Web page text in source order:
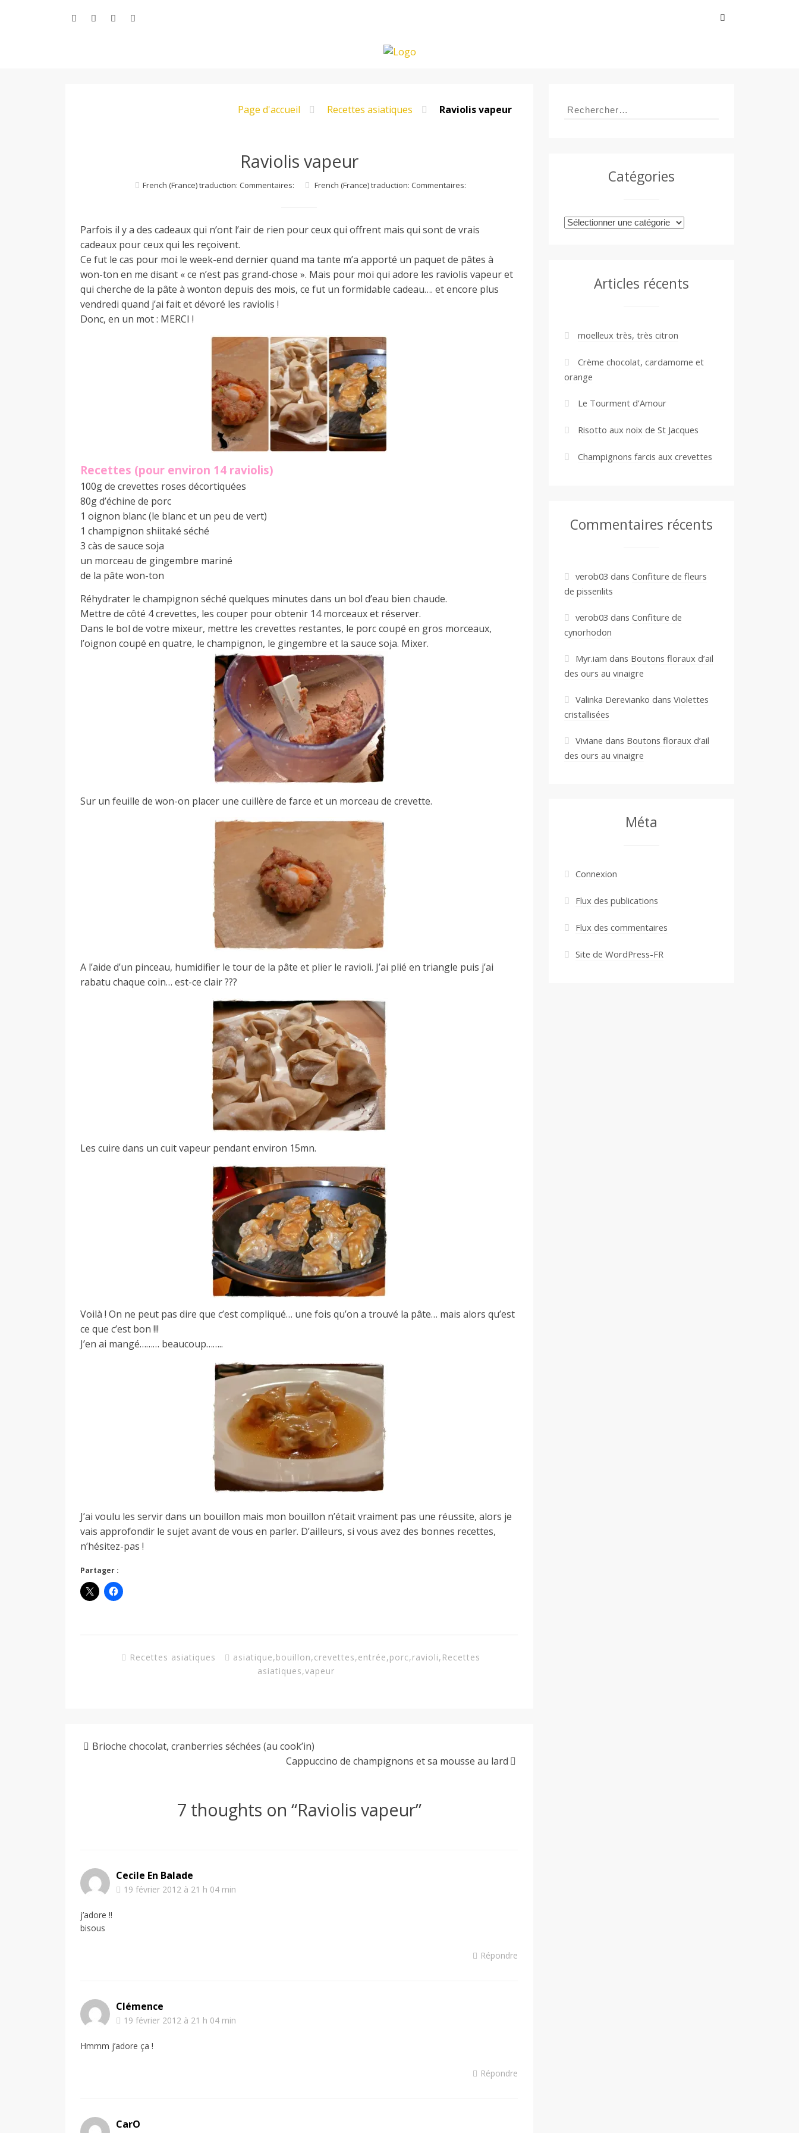
n
d
e
a
n
Page d'accueil Recettes asiatiques Raviolis vapeur
Raviolis vapeur
French (France) traduction: Commentaires: French (France) traduction: Commentaires:
Parfois il y a des cadeaux qui n’ont l’air de rien pour ceux qui offrent mais qui sont de vrais
cadeaux pour ceux qui les reçoivent.
Ce fut le cas pour moi le week-end dernier quand ma tante m’a apporté un paquet de pâtes à
won-ton en me disant « ce n’est pas grand-chose ». Mais pour moi qui adore les raviolis vapeur et
qui cherche de la pâte à wonton depuis des mois, ce fut un formidable cadeau…. et encore plus
vendredi quand j’ai fait et dévoré les raviolis !
Donc, en un mot : MERCI !
Recettes (pour environ 14 raviolis)
100g de crevettes roses décortiquées
80g d’échine de porc
1 oignon blanc (le blanc et un peu de vert)
1 champignon shiitaké séché
3 càs de sauce soja
un morceau de gingembre mariné
de la pâte won-ton
Réhydrater le champignon séché quelques minutes dans un bol d’eau bien chaude.
Mettre de côté 4 crevettes, les couper pour obtenir 14 morceaux et réserver.
Dans le bol de votre mixeur, mettre les crevettes restantes, le porc coupé en gros morceaux,
l’oignon coupé en quatre, le champignon, le gingembre et la sauce soja. Mixer.
Sur un feuille de won-on placer une cuillère de farce et un morceau de crevette.
A l’aide d’un pinceau, humidifier le tour de la pâte et plier le ravioli. J’ai plié en triangle puis j’ai
rabatu chaque coin… est-ce clair ???
Les cuire dans un cuit vapeur pendant environ 15mn.
Voilà ! On ne peut pas dire que c’est compliqué… une fois qu’on a trouvé la pâte… mais alors qu’est
ce que c’est bon !!!
J’en ai mangé……… beaucoup……..
J’ai voulu les servir dans un bouillon mais mon bouillon n’était vraiment pas une réussite, alors je
vais approfondir le sujet avant de vous en parler. D’ailleurs, si vous avez des bonnes recettes,
n’hésitez-pas !
Partager :
Recettes asiatiques asiatique,bouillon,crevettes,entrée,porc,ravioli, Recettes
asiatiques,vapeur
Brioche chocolat, cranberries séchées (au cook’in)
Cappuccino de champignons et sa mousse au lard
7 thoughts on “Raviolis vapeur”
Cecile En Balade
19 février 2012 à 21 h 04 min
j’adore !!
bisous
Répondre
Clémence
19 février 2012 à 21 h 04 min
Hmmm j’adore ça !
Répondre
CarO
Rechercher :
Catégories
Catégories
Articles récents
moelleux très, très citron
Crème chocolat, cardamome et
orange
Le Tourment d’Amour
Risotto aux noix de St Jacques
Champignons farcis aux crevettes
Commentaires récents
verob03 dans Confiture de fleurs
de pissenlits
verob03 dans Confiture de
cynorhodon
Myr.iam dans Boutons floraux d’ail
des ours au vinaigre
Valinka Derevianko dans Violettes
cristallisées
Viviane dans Boutons floraux d’ail
des ours au vinaigre
Méta
Connexion
Flux des publications
Flux des commentaires
Site de WordPress-FR